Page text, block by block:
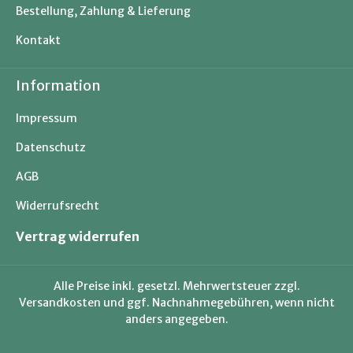
Bestellung, Zahlung & Lieferung
Kontakt
Information
Impressum
Datenschutz
AGB
Widerrufsrecht
Vertrag widerrufen
Alle Preise inkl. gesetzl. Mehrwertsteuer zzgl.
Versandkosten und ggf. Nachnahmegebühren, wenn nicht
anders angegeben.